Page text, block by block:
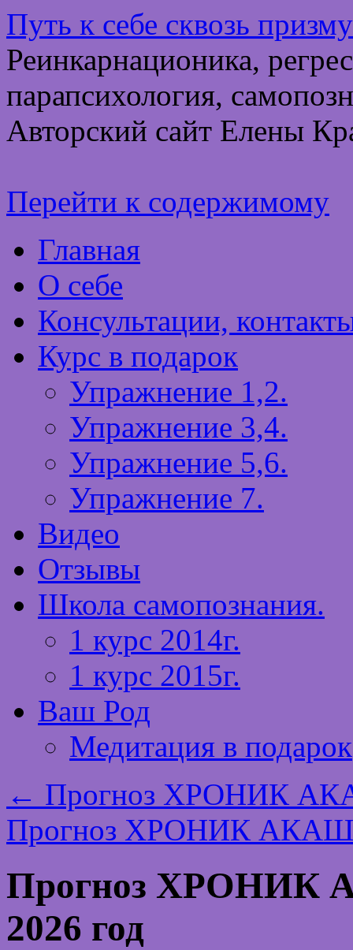
Путь к себе сквозь
Реинкарнационика,
парапсихология,
Авторский сайт Елены
Перейти к содержимому
Главная
О себе
Консультации,
Курс в подарок
Упражнение 1,2.
Упражнение 3,4.
Упражнение 5,6.
Упражнение 7.
Видео
Отзывы
Школа самопознания.
1 курс 2014г.
1 курс 2015г.
Ваш Род
Медитация в подарок
← Прогноз ХРОНИК
Прогноз ХРОНИК
Прогноз ХРОНИК
2026 год